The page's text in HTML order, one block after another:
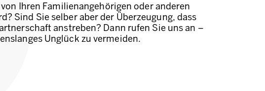
Ihren Familienangehörigen oder anderen
Sind Sie selber aber der Überzeugung, dass
anstreben? Dann rufen Sie uns an –
Unglück zu vermeiden.